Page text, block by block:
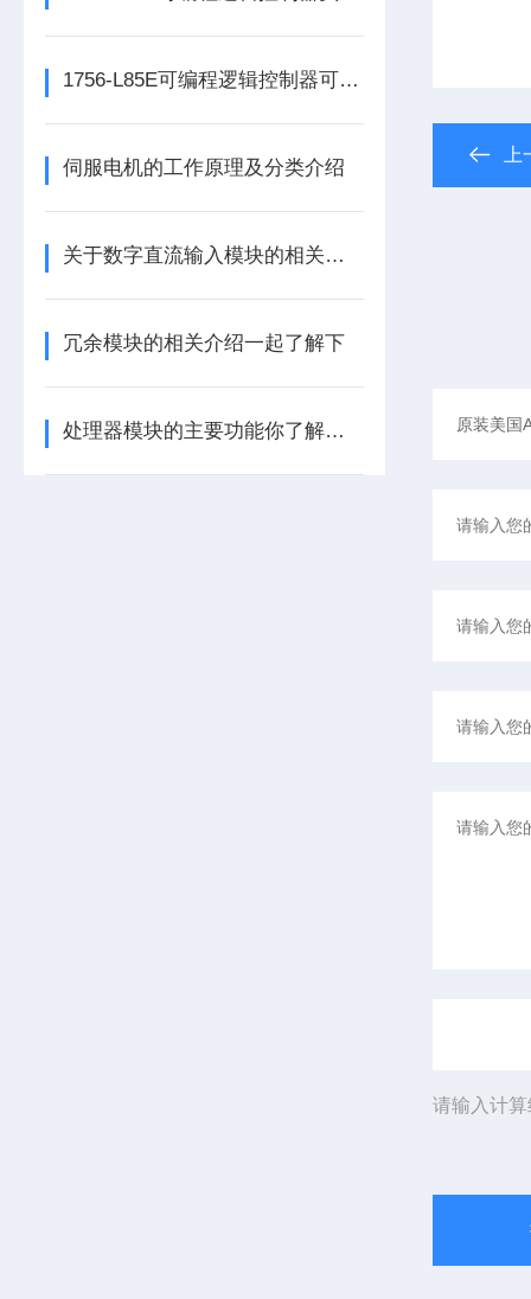
1756-L85E可编程逻辑控制器可满足多行业自动化精准控制需求
伺服电机的工作原理及分类介绍
关于数字直流输入模块的相关介绍
冗余模块的相关介绍一起了解下
处理器模块的主要功能你了解多少呢
请输入计